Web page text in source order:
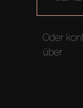
Oder
über